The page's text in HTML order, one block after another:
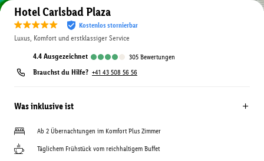
Hotel Carlsbad Plaza
Kostenlos stornierbar
Luxus, Komfort und erstklassiger Service
4.4 ausgezeichnet 305 Bewertungen
Brauchst du Hilfe? +41 43 508 56 56
Was inklusive ist
Ab 2 Übernachtungen im Komfort Plus Zimmer
Täglichem Frühstück vom reichhaltigem Buffet